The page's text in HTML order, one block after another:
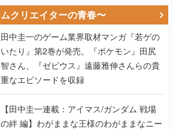
いたり』第2巻が発売。『ポケモン』田尻
智さん、『ゼビウス』遠藤雅伸さんらの貴
重なエピソードを収録
【田中圭一連載：アイマス/ガンダム 戦場
の絆 編】わがままな王様のわがままなニー
ズを満たす！──小山順一朗が貫く姿勢に、
ゲームクリエイターとしての矜持を見た
【若ゲのいたり最終回】